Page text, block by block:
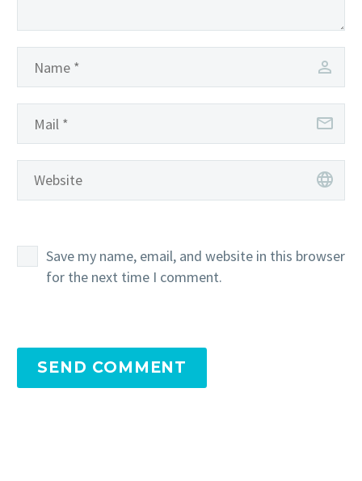
Save my name, email, and website in this browser
for the next time I comment.
SEND COMMENT